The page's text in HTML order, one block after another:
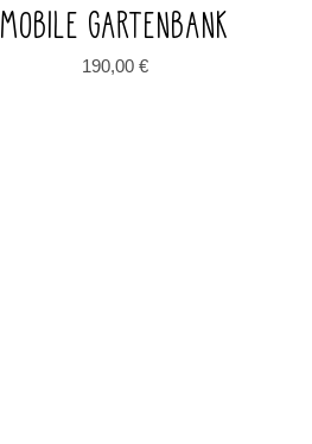
MOBILE GARTENBANK
190,00€